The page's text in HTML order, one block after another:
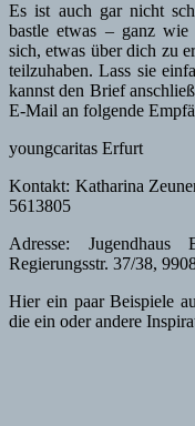
Es ist auch gar nicht
bastle etwas – ganz
sich, etwas über dich zu
teilzuhaben. Lass sie
kannst den Brief
E-Mail an folgende
youngcaritas Erfurt
Kontakt: Katharina
5613805
Adresse: Jugendhaus
Regierungsstr. 37/38,
Hier ein paar Beispiele
die ein oder andere